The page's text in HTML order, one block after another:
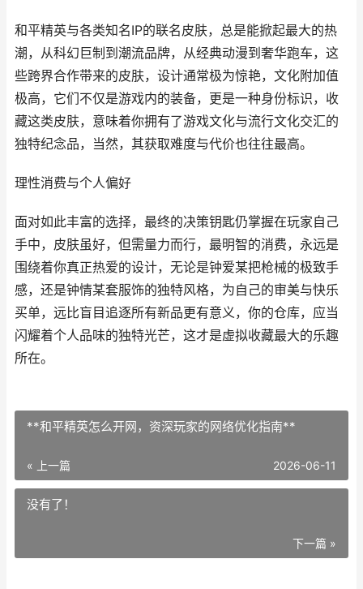
和平精英与各类知名IP的联名皮肤，总是能掀起最大的热
潮，从科幻巨制到潮流品牌，从经典动漫到奢华跑车，这
些跨界合作带来的皮肤，设计通常极为惊艳，文化附加值
极高，它们不仅是游戏内的装备，更是一种身份标识，收
藏这类皮肤，意味着你拥有了游戏文化与流行文化交汇的
独特纪念品，当然，其获取难度与代价也往往最高。
理性消费与个人偏好
面对如此丰富的选择，最终的决策钥匙仍掌握在玩家自己
手中，皮肤虽好，但需量力而行，最明智的消费，永远是
围绕着你真正热爱的设计，无论是钟爱某把枪械的极致手
感，还是钟情某套服饰的独特风格，为自己的审美与快乐
买单，远比盲目追逐所有新品更有意义，你的仓库，应当
闪耀着个人品味的独特光芒，这才是虚拟收藏最大的乐趣
所在。
**和平精英怎么开网，资深玩家的网络优化指南**
« 上一篇 2026-06-11
没有了！
下一篇 »